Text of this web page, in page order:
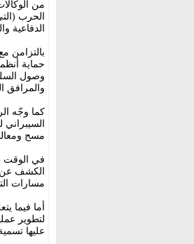
من
الحرب
الدفاعية
بالتزامن
حماية
وصول
والمرافق
كما وجّه
مسح
في الوقت
مسارات
لتطوير
عليها